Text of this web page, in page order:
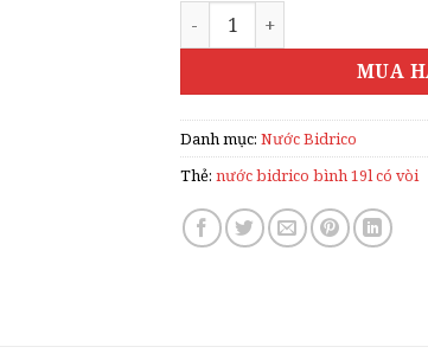
NƯỚC BIDRICO BÌNH 19L
MUA
Danh mục: Nước Bidrico
Thẻ: nước bidrico bình 19l có vòi